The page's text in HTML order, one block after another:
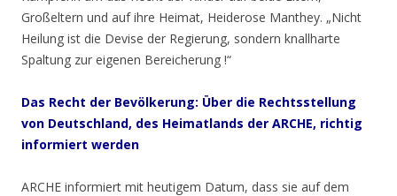
Großeltern und auf ihre Heimat, Heiderose Manthey. „Nicht
Heilung ist die Devise der Regierung, sondern knallharte
Spaltung zur eigenen Bereicherung !“
Das Recht der Bevölkerung: Über die Rechtsstellung
von Deutschland, des Heimatlands der ARCHE, richtig
informiert werden
ARCHE informiert mit heutigem Datum, dass sie auf dem